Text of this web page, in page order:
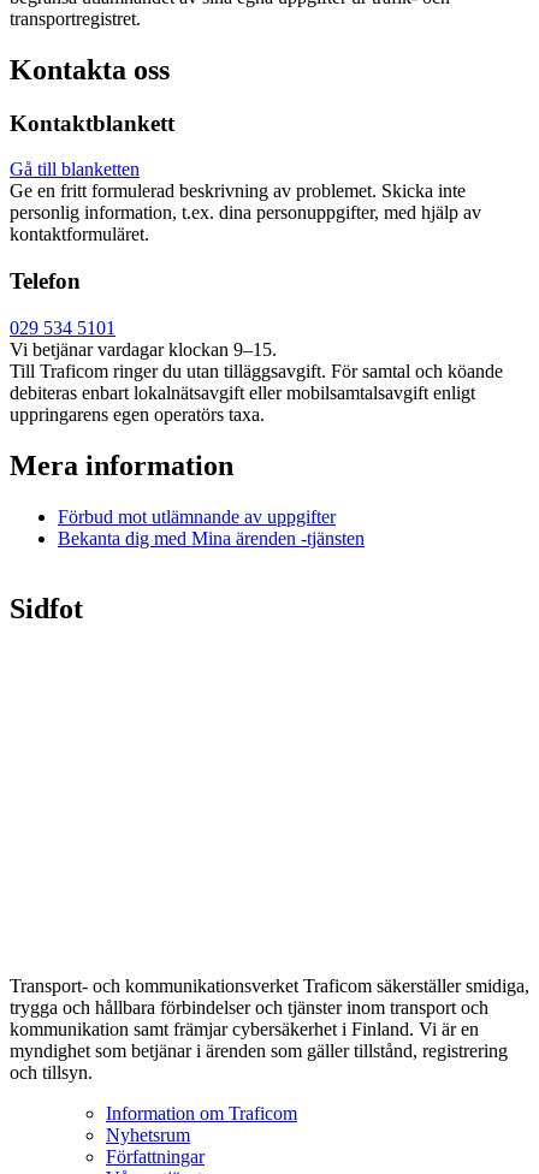
transportregistret.
Kontakta oss
Kontaktblankett
Gå till blanketten
Ge en fritt formulerad beskrivning av problemet. Skicka inte
personlig information, t.ex. dina personuppgifter, med hjälp av
kontaktformuläret.
Telefon
029 534 5101
Vi betjänar vardagar klockan 9–15.
Till Traficom ringer du utan tilläggsavgift. För samtal och köande
debiteras enbart lokalnätsavgift eller mobilsamtalsavgift enligt
uppringarens egen operatörs taxa.
Mera information
Förbud mot utlämnande av uppgifter
Bekanta dig med Mina ärenden -tjänsten
Sidfot
Transport- och kommunikationsverket Traficom säkerställer smidiga,
trygga och hållbara förbindelser och tjänster inom transport och
kommunikation samt främjar cybersäkerhet i Finland. Vi är en
myndighet som betjänar i ärenden som gäller tillstånd, registrering
och tillsyn.
Information om Traficom
Nyhetsrum
Författningar